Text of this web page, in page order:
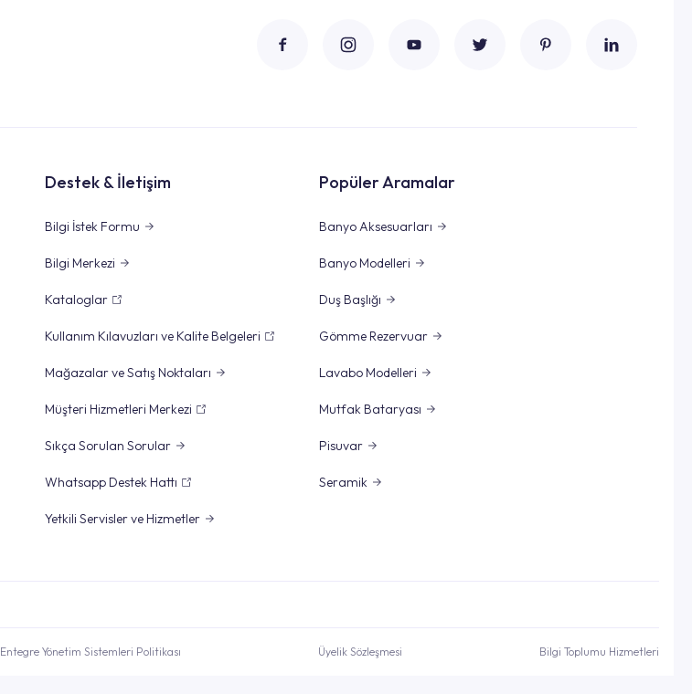
Destek & İletişim
Bilgi İstek Formu
Bilgi Merkezi
Kataloglar
Kullanım Kılavuzları ve Kalite Belgeleri
Mağazalar ve Satış Noktaları
Müşteri Hizmetleri Merkezi
Sıkça Sorulan Sorular
Whatsapp Destek Hattı
Yetkili Servisler ve Hizmetler
Popüler Aramalar
Banyo Aksesuarları
Banyo Modelleri
Duş Başlığı
Gömme Rezervuar
Lavabo Modelleri
Mutfak Bataryası
Pisuvar
Seramik
Entegre Yönetim Sistemleri Politikası Üyelik Sözleşmesi Bilgi Toplumu Hizmetleri